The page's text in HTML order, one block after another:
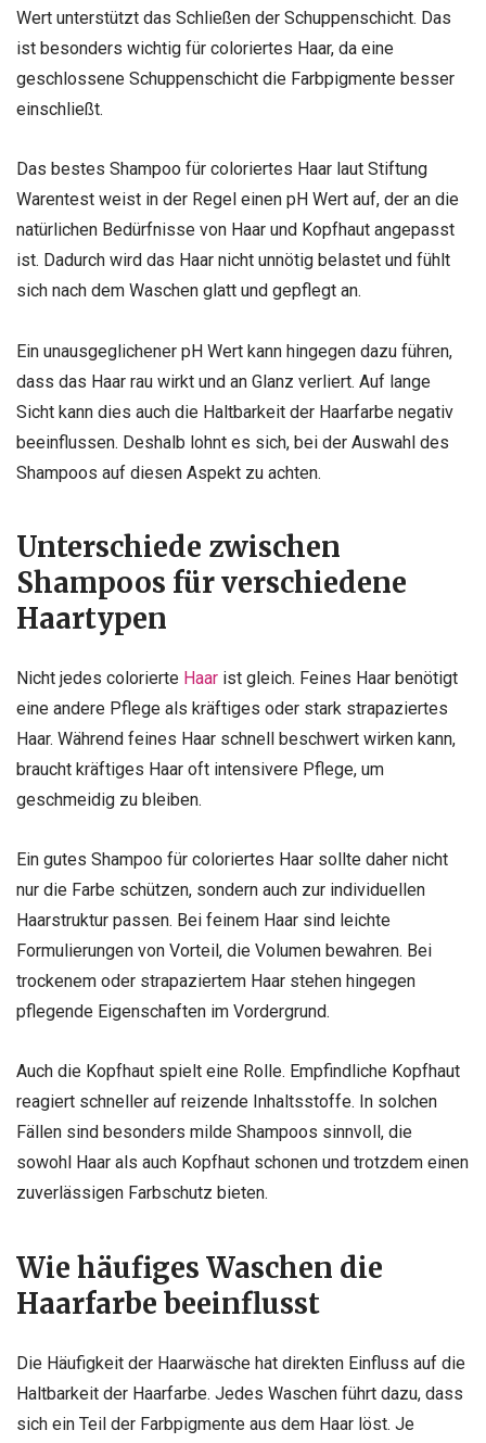
Wert unterstützt das Schließen der Schuppenschicht. Das
ist besonders wichtig für coloriertes Haar, da eine
geschlossene Schuppenschicht die Farbpigmente besser
einschließt.
Das bestes Shampoo für coloriertes Haar laut Stiftung
Warentest weist in der Regel einen pH Wert auf, der an die
natürlichen Bedürfnisse von Haar und Kopfhaut angepasst
ist. Dadurch wird das Haar nicht unnötig belastet und fühlt
sich nach dem Waschen glatt und gepflegt an.
Ein unausgeglichener pH Wert kann hingegen dazu führen,
dass das Haar rau wirkt und an Glanz verliert. Auf lange
Sicht kann dies auch die Haltbarkeit der Haarfarbe negativ
beeinflussen. Deshalb lohnt es sich, bei der Auswahl des
Shampoos auf diesen Aspekt zu achten.
Unterschiede zwischen
Shampoos für verschiedene
Haartypen
Nicht jedes colorierte Haar ist gleich. Feines Haar benötigt
eine andere Pflege als kräftiges oder stark strapaziertes
Haar. Während feines Haar schnell beschwert wirken kann,
braucht kräftiges Haar oft intensivere Pflege, um
geschmeidig zu bleiben.
Ein gutes Shampoo für coloriertes Haar sollte daher nicht
nur die Farbe schützen, sondern auch zur individuellen
Haarstruktur passen. Bei feinem Haar sind leichte
Formulierungen von Vorteil, die Volumen bewahren. Bei
trockenem oder strapaziertem Haar stehen hingegen
pflegende Eigenschaften im Vordergrund.
Auch die Kopfhaut spielt eine Rolle. Empfindliche Kopfhaut
reagiert schneller auf reizende Inhaltsstoffe. In solchen
Fällen sind besonders milde Shampoos sinnvoll, die
sowohl Haar als auch Kopfhaut schonen und trotzdem einen
zuverlässigen Farbschutz bieten.
Wie häufiges Waschen die
Haarfarbe beeinflusst
Die Häufigkeit der Haarwäsche hat direkten Einfluss auf die
Haltbarkeit der Haarfarbe. Jedes Waschen führt dazu, dass
sich ein Teil der Farbpigmente aus dem Haar löst. Je